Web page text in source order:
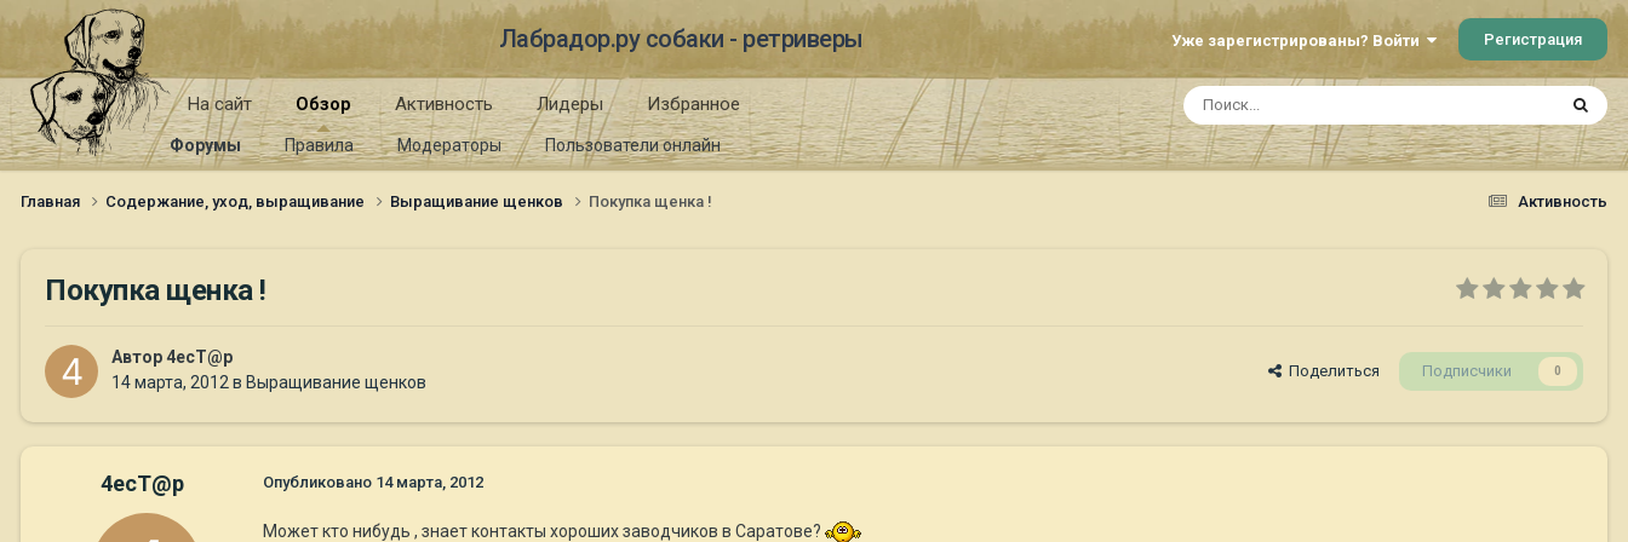
Лабрадор.ру собаки - ретриверы Уже зарегистрированы? Войти Регистрация
На сайт Обзор
Форумы Правила Модераторы Пользователи онлайн
Активность Лидеры Избранное
Активность
Главная Содержание, уход, выращивание Выращивание щенков Покупка щенка !
Покупка щенка !
Автор4ecT@p
14 марта, 2012 в Выращивание щенков
Поделиться Подписчики 0
4ecT@p Опубликовано 14 марта, 2012
Может кто нибудь , знает контакты хороших заводчиков в Саратове?